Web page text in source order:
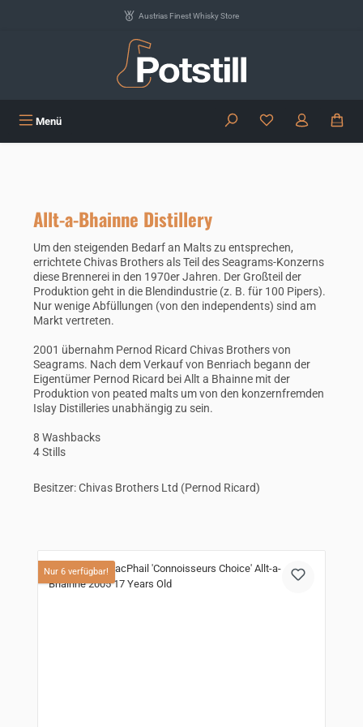
Austrias Finest Whisky Store
Menü Du hast 0
Allt-a-Bhainne Distillery
Um den steigenden Bedarf an Malts zu entsprechen,
errichtete Chivas Brothers als Teil des Seagrams-Konzerns
diese Brennerei in den 1970er Jahren. Der Großteil der
Produktion geht in die Blendindustrie (z. B. für 100 Pipers).
Nur wenige Abfüllungen (von den independents) sind am
Markt vertreten.
2001 übernahm Pernod Ricard Chivas Brothers von
Seagrams. Nach dem Verkauf von Benriach begann der
Eigentümer Pernod Ricard bei Allt a Bhainne mit der
Produktion von peated malts um von den konzernfremden
Islay Distilleries unabhängig zu sein.
8 Washbacks
4 Stills
Besitzer: Chivas Brothers Ltd (Pernod Ricard)
Nur 6 verfügbar!